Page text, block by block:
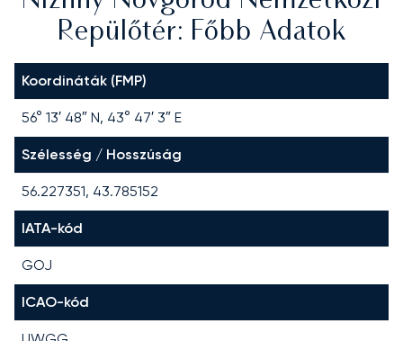
Repülőtér: Főbb Adatok
Koordináták (FMP)
56° 13′ 48″ N, 43° 47′ 3″ E
Szélesség / Hosszúság
56.227351, 43.785152
IATA-kód
GOJ
ICAO-kód